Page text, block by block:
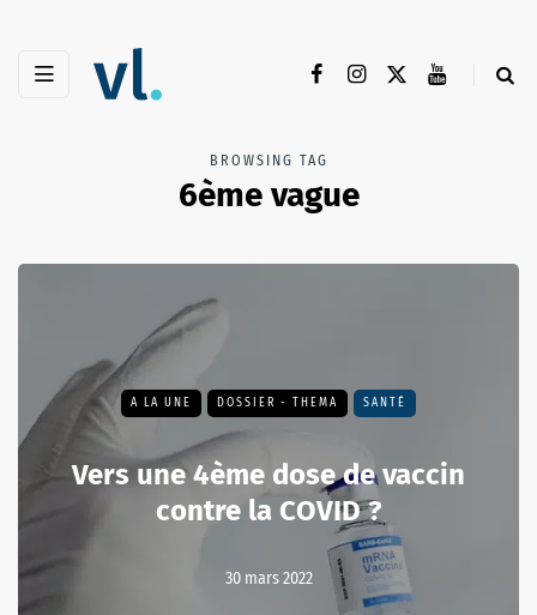
BROWSING TAG
6ème vague
A LA UNE DOSSIER - THEMA SANTÉ
Vers une 4ème dose de vaccin
contre la COVID ?
30 mars 2022